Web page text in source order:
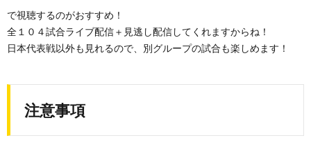
で視聴するのがおすすめ！
全１０４試合ライブ配信＋見逃し配信してくれますからね！
日本代表戦以外も見れるので、別グループの試合も楽しめます！
注意事項